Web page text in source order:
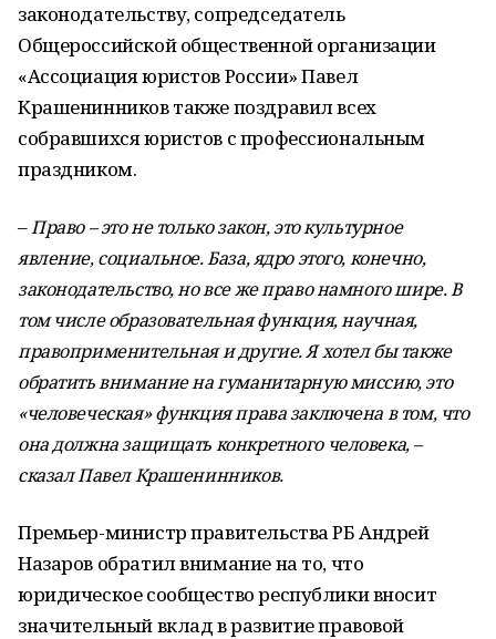
законодательству, сопредседатель
Общероссийской общественной организации
«Ассоциация юристов России» Павел
Крашенинников также поздравил всех
собравшихся юристов с профессиональным
праздником.
–Право – это не только закон, это культурное
явление, социальное. База, ядро этого, конечно,
законодательство, но все же право намного шире. В
том числе образовательная функция, научная,
правоприменительная и другие. Я хотел бы также
обратить внимание на гуманитарную миссию, это
«человеческая» функция права заключена в том, что
она должна защищать конкретного человека, –
сказал Павел Крашенинников.
Премьер-министр правительства РБ Андрей
Назаров обратил внимание на то, что
юридическое сообщество республики вносит
значительный вклад в развитие правовой